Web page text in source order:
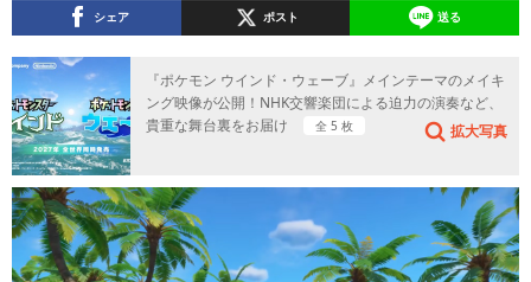
シェア ポスト 送る
『ポケモン ウインド・ウェーブ』メインテーマのメイキ
ング映像が公開！NHK交響楽団による迫力の演奏など、
貴重な舞台裏をお届け
全 5 枚 拡大写真